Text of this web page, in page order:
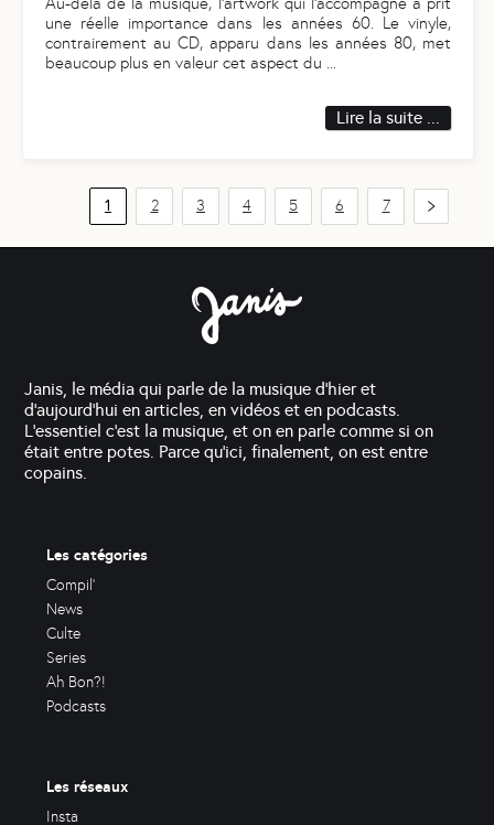
une réelle importance dans les années 60. Le vinyle,
contrairement au CD, apparu dans les années 80, met
beaucoup plus en valeur cet aspect du
Lire la suite ...
1 2 3 4 5 6 7
Janis, le média qui parle de la musique d'hier et
d'aujourd'hui en articles, en vidéos et en podcasts.
L'essentiel c'est la musique, et on en parle comme si on
était entre potes. Parce qu'ici, finalement, on est entre
copains.
Les catégories
Compil'
News
Culte
Series
Ah Bon?!
Podcasts
Les réseaux
Insta